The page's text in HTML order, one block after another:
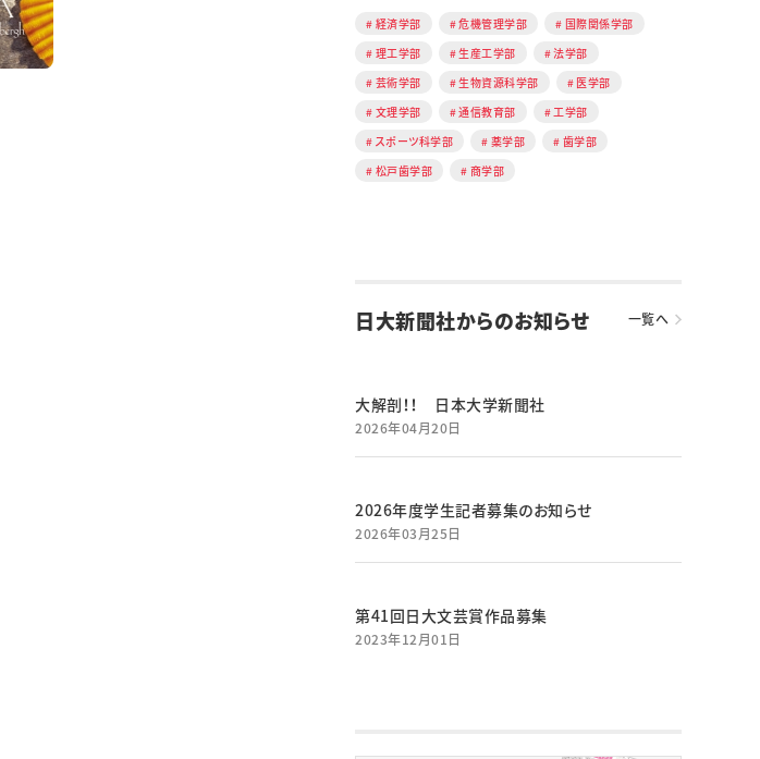
経済学部 危機管理学部
国際関係学部
理工学部
生産工学部
法学部
芸術学部
生物資源科学部
医学部
文理学部
通信教育部
工学部
スポーツ科学部
薬学部
歯学部
松戸歯学部
商学部
日大新聞社からのお知らせ 一覧へ
大解剖！！ 日本大学新聞社
2026年04月20日
2026年度学生記者募集のお知らせ
2026年03月25日
第41回日大文芸賞作品募集
2023年12月01日